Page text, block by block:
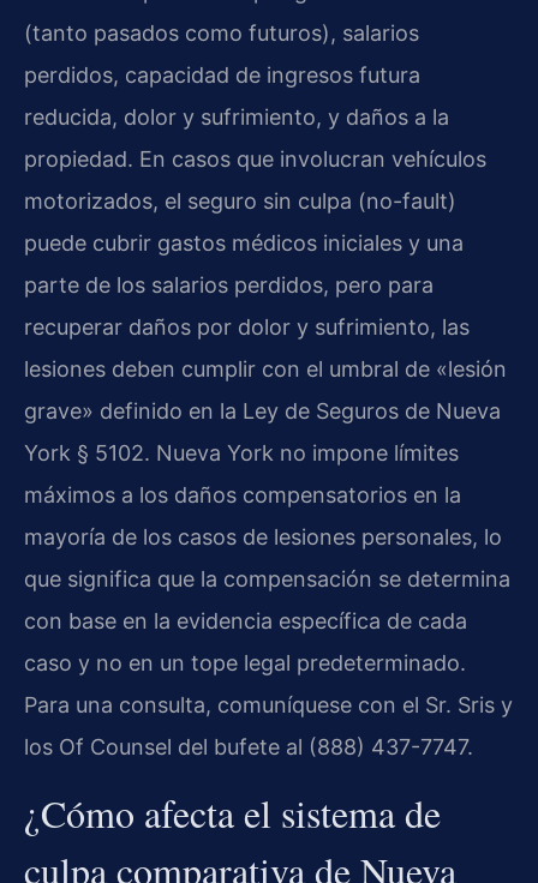
(tanto pasados como futuros), salarios
perdidos, capacidad de ingresos futura
reducida, dolor y sufrimiento, y daños a la
propiedad. En casos que involucran vehículos
motorizados, el seguro sin culpa (no-fault)
puede cubrir gastos médicos iniciales y una
parte de los salarios perdidos, pero para
recuperar daños por dolor y sufrimiento, las
lesiones deben cumplir con el umbral de «lesión
grave» definido en la Ley de Seguros de Nueva
York § 5102. Nueva York no impone límites
máximos a los daños compensatorios en la
mayoría de los casos de lesiones personales, lo
que significa que la compensación se determina
con base en la evidencia específica de cada
caso y no en un tope legal predeterminado.
Para una consulta, comuníquese con el Sr. Sris y
los Of Counsel del bufete al (888) 437-7747.
¿Cómo afecta el sistema de
culpa comparativa de Nueva